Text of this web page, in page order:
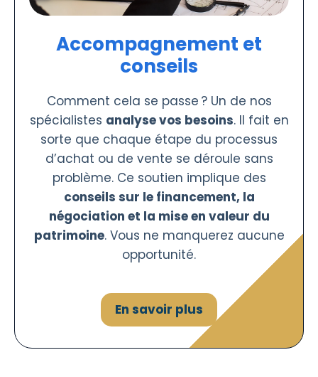
Accompagnement et
conseils
Comment cela se passe ? Un de nos
spécialistes analyse vos besoins. Il fait en
sorte que chaque étape du processus
d’achat ou de vente se déroule sans
problème. Ce soutien implique des
conseils sur le financement, la
négociation et la mise en valeur du
patrimoine. Vous ne manquerez aucune
opportunité.
En savoir plus